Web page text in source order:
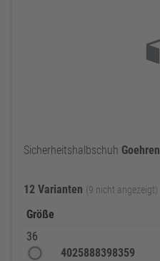
Sicherheitshalbschuh Goehren
12 Varianten (9 nicht angezeigt)
Größe
36
4025888398359